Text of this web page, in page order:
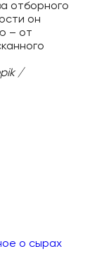
отборного
он
– от
/
о сырах